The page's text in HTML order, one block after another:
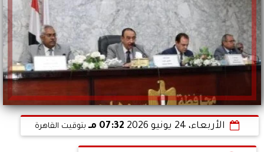
الأربعاء، 24 يونيو 2026 07:32 مـ بتوقيت القاهرة